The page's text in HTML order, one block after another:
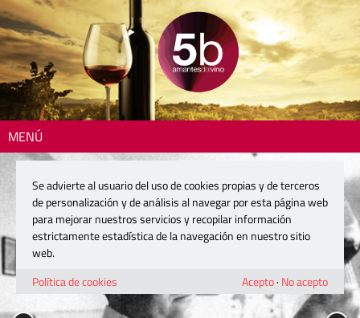
MENÚ
Se advierte al usuario del uso de cookies propias y de terceros
de personalización y de análisis al navegar por esta página web
para mejorar nuestros servicios y recopilar información
estrictamente estadística de la navegación en nuestro sitio
web.
Política de cookies
Acepto· No acepto